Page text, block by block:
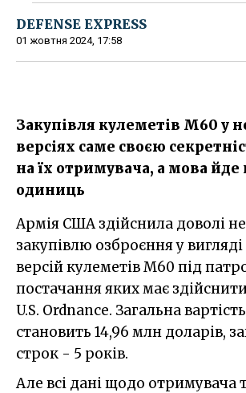
DEFENSE EXPRESS
01 жовтня 2024, 17:58
Закупівля кулеметів M60 у
версіях саме своєю
на їх отримувача, а мова йде
одиниць
Армія США здійснила доволі нестандартну
закупівлю озброєння у
версій кулеметів M60 під
постачання яких має
U.S. Ordnance. Загальна
становить 14,96 млн доларів,
строк - 5 років.
Але всі дані щодо отримувача